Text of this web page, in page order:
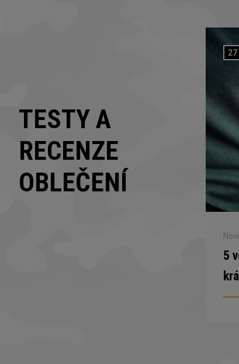
TESTY A
RECENZE
OBLEČENÍ
27
5